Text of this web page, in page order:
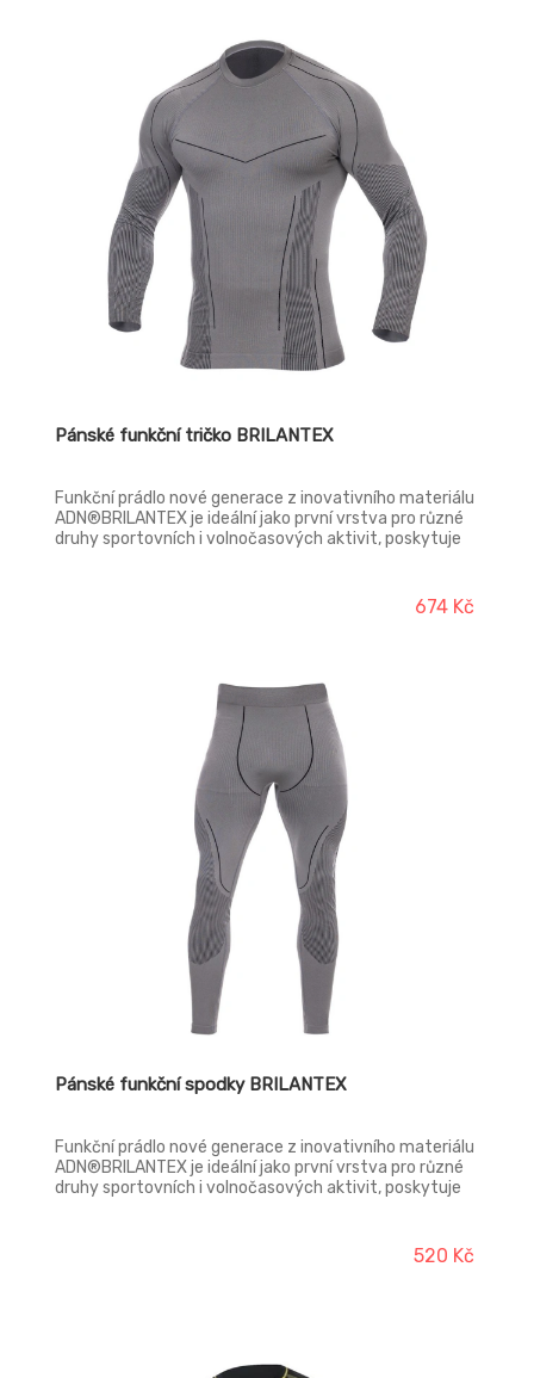
Pánské funkční tričko BRILANTEX
Funkční prádlo nové generace z inovativního materiálu
ADN®BRILANTEX je ideální jako první vrstva pro různé
druhy sportovních i volnočasových aktivit, poskytuje
každému pohybu, má technický, propracovaný střih
pro maximální komfort, vyrobeno v bezešvém vzhledu.
ADN®BRILANTEX dosahuje vynikajících parametrů,
oděv je extrémně pevný, trvanlivý a odolný proti
roztržení, chrání před UV zářením, má antibakteriální
vlastnosti a díky jemné, uzavřené struktuře vláken
eliminuje jakékoliv podráždění pokožky a poskytuje
sportovcům maximální pohodlí. Originální design
speciálních vypletených funkčních zón a struktur
účinně podporuje optimální ventilaci pokožky, vhodné
pro jakoukoliv sportovní zátěž.
674 Kč
Pánské funkční spodky BRILANTEX
Funkční prádlo nové generace z inovativního materiálu
ADN®BRILANTEX je ideální jako první vrstva pro různé
druhy sportovních i volnočasových aktivit, poskytuje
každému pohybu, má technický, propracovaný střih
pro maximální komfort, vyrobeno v bezešvém vzhledu.
roztržení, chrání před UV zářením, má antibakteriální
520 Kč